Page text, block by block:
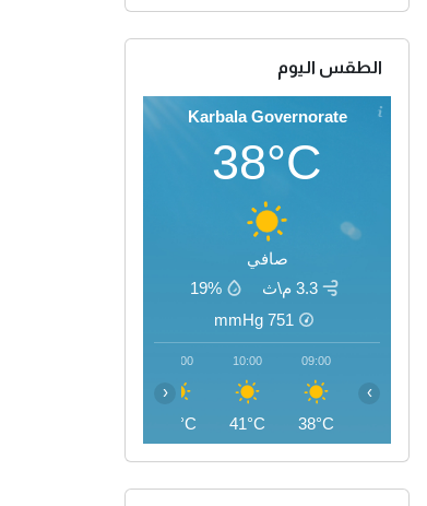
الطقس اليوم
Karbala Governorate
38°C
صافي
3.3 م\ث
19%
751
mmHg
09:00
38°C
10:00
41°C
11:00
43°C
‹ ›